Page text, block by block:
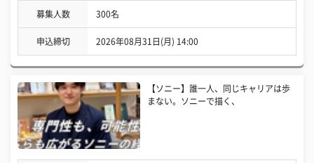
募集人数 300名
申込締切 2026年08月31日(月) 14:00
【ソニー】誰一人、同じキャリアは歩
まない。ソニーで描く、